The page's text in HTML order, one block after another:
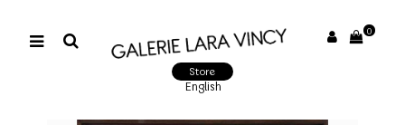
0
Store
English